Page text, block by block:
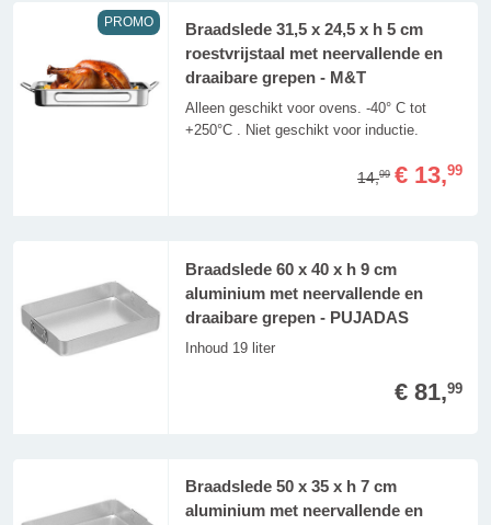
PROMO
Braadslede 31,5 x 24,5 x h 5 cm
roestvrijstaal met neervallende en
draaibare grepen - M&T
Alleen geschikt voor ovens. -40° C tot
+250°C . Niet geschikt voor inductie.
14,99 € 13,99
Braadslede 60 x 40 x h 9 cm
aluminium met neervallende en
draaibare grepen - PUJADAS
Inhoud 19 liter
€ 81,99
Braadslede 50 x 35 x h 7 cm
aluminium met neervallende en